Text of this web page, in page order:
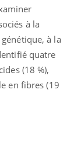
à la
à la
quatre
(18 %),
en fibres (19